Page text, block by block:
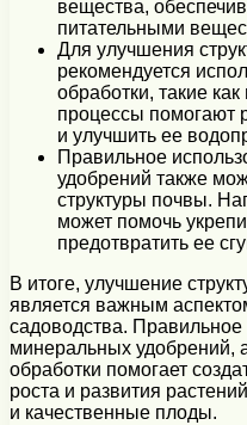
вещества,
питательными
Для улучшения
рекомендуется
обработки, такие
процессы помогают
и улучшить ее
Правильное
удобрений также
структуры почвы.
может помочь
предотвратить ее
В итоге, улучшение
является важным
садоводства.
минеральных удобрений,
обработки помогает
роста и развития
и качественные плоды.